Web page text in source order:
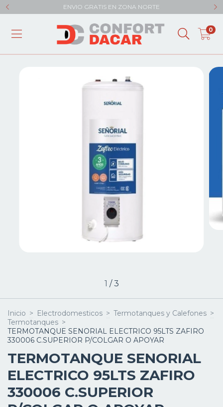
ENVIO GRATIS EN ZONA NORTE
0
1 /3
Inicio > Electrodomesticos > Termotanques y Calefones >
Termotanques >
TERMOTANQUE SENORIAL ELECTRICO 95LTS ZAFIRO
330006 C.SUPERIOR P/COLGAR O APOYAR
TERMOTANQUE SENORIAL
ELECTRICO 95LTS ZAFIRO
330006 C.SUPERIOR